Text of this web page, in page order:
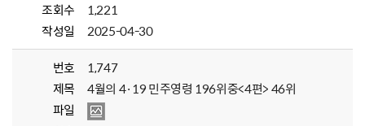
조회수
1,221
작성일
2025-04-30
번호
1,747
제목
4월의 4·19 민주영령 196위중<4편> 46위
파일